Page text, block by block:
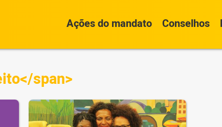
Ações do mandato Conselhos
span>